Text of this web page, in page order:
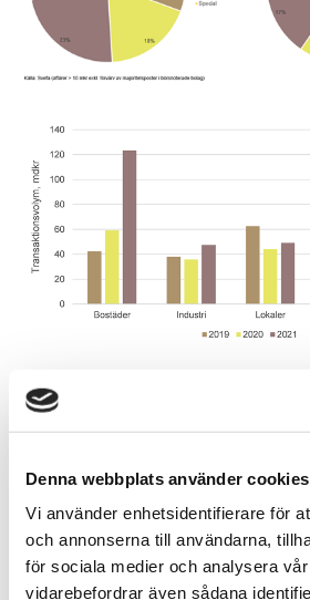
Denna webbplats använder cookies
Vi använder enhetsidentifierare för
och annonserna till användarna,
för sociala medier och analysera
vidarebefordrar även sådana